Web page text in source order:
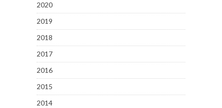
2020
2019
2018
2017
2016
2015
2014